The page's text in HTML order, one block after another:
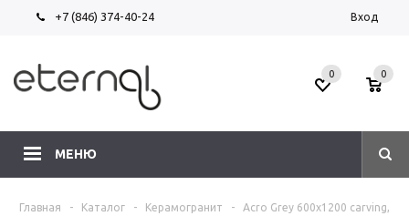
+7 (846) 374-40-24 Вход
МЕНЮ
0 0
Главная - Каталог - Керамогранит -
Acro Grey 600х1200 carving,